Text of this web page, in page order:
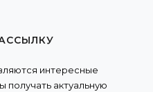
интересные
получать актуальную